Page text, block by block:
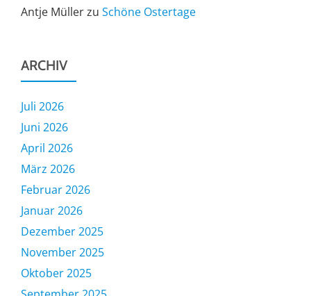
Antje Müllerzu Schöne Ostertage
ARCHIV
Juli 2026
Juni 2026
April 2026
März 2026
Februar 2026
Januar 2026
Dezember 2025
November 2025
Oktober 2025